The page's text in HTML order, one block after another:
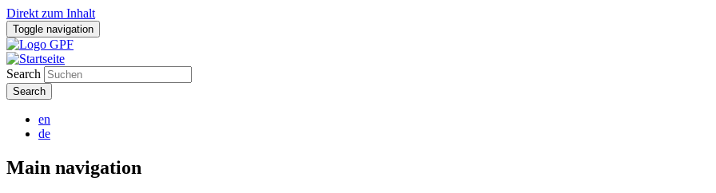
Direkt zum Inhalt
Toggle navigation
Search
en
de
Main navigation